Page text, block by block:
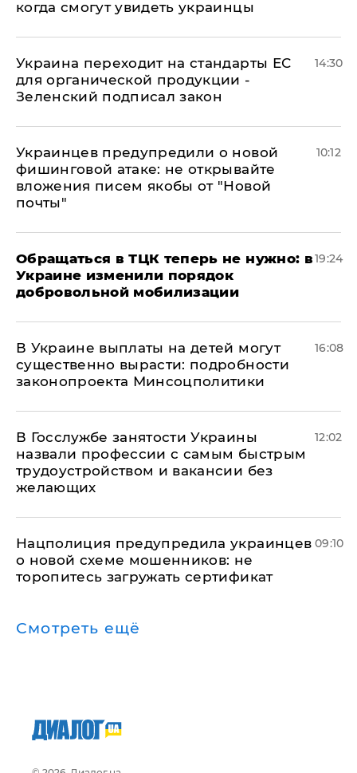
когда смогут увидеть украинцы
Украина переходит на стандарты ЕС
для органической продукции -
Зеленский подписал закон
14:30
Украинцев предупредили о новой
фишинговой атаке: не открывайте
вложения писем якобы от "Новой
почты"
10:12
Обращаться в ТЦК теперь не нужно: в
Украине изменили порядок
добровольной мобилизации
19:24
В Украине выплаты на детей могут
существенно вырасти: подробности
законопроекта Минсоцполитики
16:08
В Госслужбе занятости Украины
назвали профессии с самым быстрым
трудоустройством и вакансии без
желающих
12:02
Нацполиция предупредила украинцев
о новой схеме мошенников: не
торопитесь загружать сертификат
09:10
Смотреть ещё